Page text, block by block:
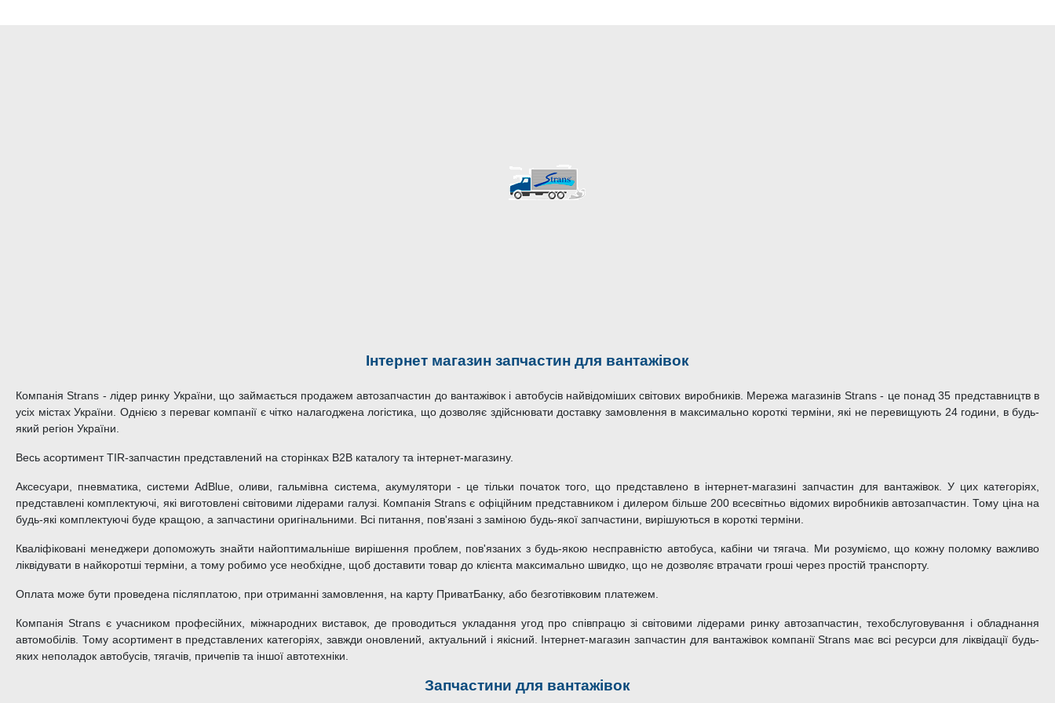
Інтернет магазин запчастин для вантажівок
Компанія Strans - лідер ринку України, що займається продажем автозапчастин до вантажівок і автобусів найвідоміших світових виробників. Мережа магазинів Strans - це понад 35 представництв в
усіх містах України. Однією з переваг компанії є чітко налагоджена логістика, що дозволяє здійснювати доставку замовлення в максимально короткі терміни, які не перевищують 24 години, в будь-
який регіон України.
Весь асортимент TIR-запчастин представлений на сторінках B2B каталогу та інтернет-магазину.
Аксесуари, пневматика, системи AdBlue, оливи, гальмівна система, акумулятори - це тільки початок того, що представлено в інтернет-магазині запчастин для вантажівок. У цих категоріях,
представлені комплектуючі, які виготовлені світовими лідерами галузі. Компанія Strans є офіційним представником і дилером більше 200 всесвітньо відомих виробників автозапчастин. Тому ціна на
будь-які комплектуючі буде кращою, а запчастини оригінальними. Всі питання, пов'язані з заміною будь-якої запчастини, вирішуються в короткі терміни.
Кваліфіковані менеджери допоможуть знайти найоптимальніше вирішення проблем, пов'язаних з будь-якою несправністю автобуса, кабіни чи тягача. Ми розуміємо, що кожну поломку важливо
ліквідувати в найкоротші терміни, а тому робимо усе необхідне, щоб доставити товар до клієнта максимально швидко, що не дозволяє втрачати гроші через простій транспорту.
Оплата може бути проведена післяплатою, при отриманні замовлення, на карту ПриватБанку, або безготівковим платежем.
Компанія Strans є учасником професійних, міжнародних виставок, де проводиться укладання угод про співпрацю зі світовими лідерами ринку автозапчастин, техобслуговування і обладнання
автомобілів. Тому асортимент в представлених категоріях, завжди оновлений, актуальний і якісний. Інтернет-магазин запчастин для вантажівок компанії Strans має всі ресурси для ліквідації будь-
яких неполадок автобусів, тягачів, причепів та іншої автотехніки.
Запчастини для вантажівок